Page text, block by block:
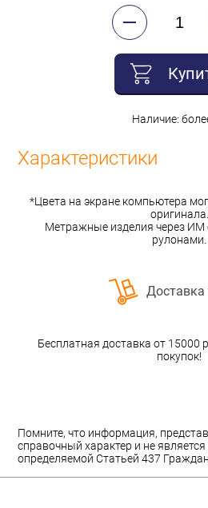
Наличие:
Характеристики
*Цвета на экране компьютера
оригинала.
Метражные изделия через ИМ
рулонами.
Доставка
Бесплатная доставка от 15000
покупок!
Помните, что информация,
справочный характер и не
определяемой Статьей 437